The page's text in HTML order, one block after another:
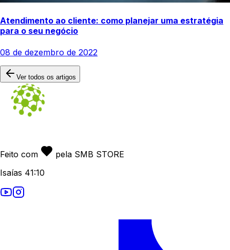
Atendimento ao cliente: como planejar uma estratégia
para o seu negócio
08 de dezembro de 2022
Ver todos os artigos
Feito com
pela SMB STORE
Isaías 41:10